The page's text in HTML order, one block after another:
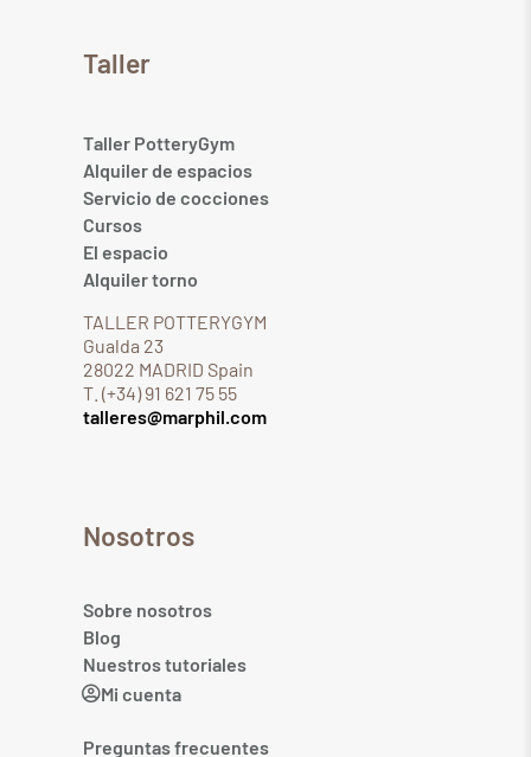
Taller
Taller PotteryGym
Alquiler de espacios
Servicio de cocciones
Cursos
El espacio
Alquiler torno
TALLER POTTERYGYM
Gualda 23
28022 MADRID Spain
T. (+34) 91 621 75 55
talleres@marphil.com
Nosotros
Sobre nosotros
Blog
Nuestros tutoriales
Mi cuenta
Preguntas frecuentes